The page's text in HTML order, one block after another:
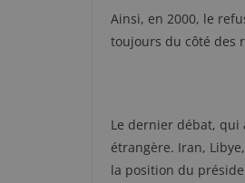
Ainsi, en 2000, le
toujours du côté des
Le dernier débat, qui
étrangère. Iran,
la position du